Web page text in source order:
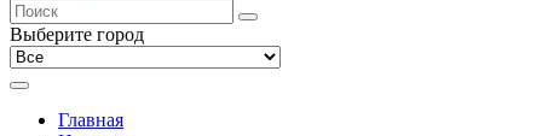
Выберите город
Главная